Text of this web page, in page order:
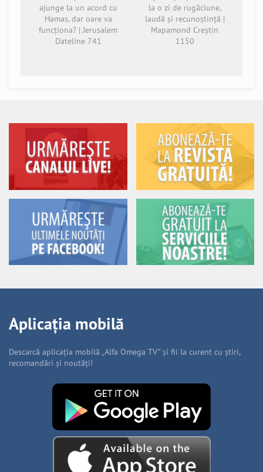
ajunge la un acord cu
Hamas, dar oare va
funcționa? | Jerusalem
Dateline 741
la o zi de rugăciune,
laudă și recunoștință |
Mapamond Creștin
1150
Aplicația mobilă
Descarcă aplicația mobilă „Alfa Omega TV” și fii la curent cu știri,
recomandări și noutăți!